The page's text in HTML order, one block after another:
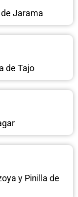
Jarama
de Tajo
y Pinilla de